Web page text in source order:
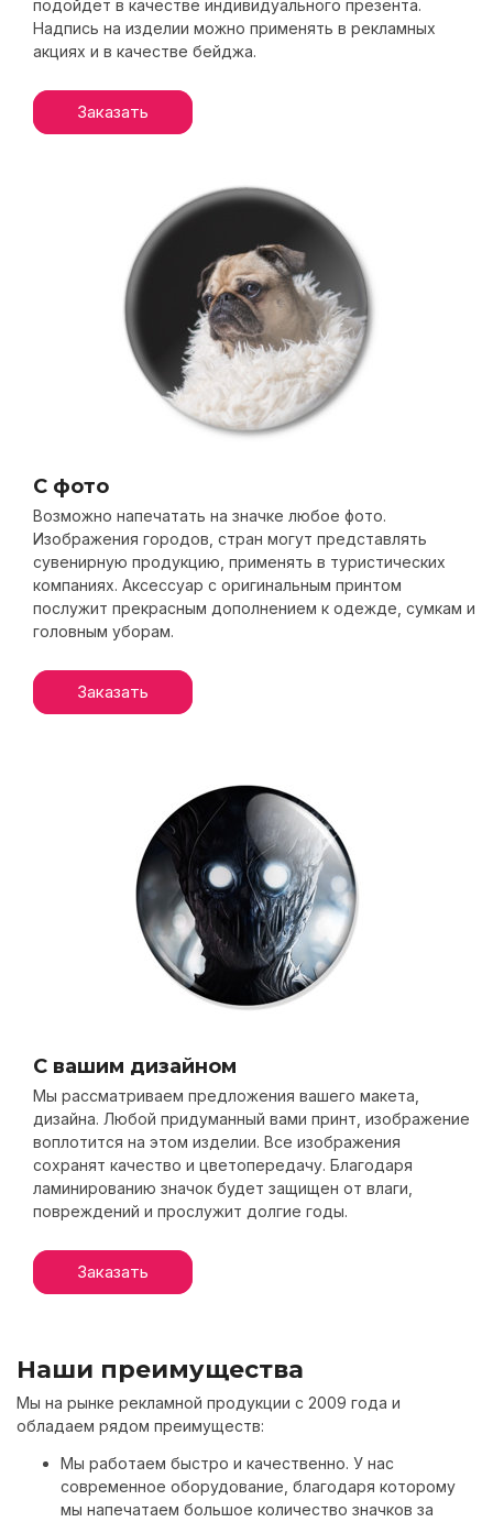
подойдет в качестве индивидуального презента.
Надпись на изделии можно применять в рекламных
акциях и в качестве бейджа.
С фото
Возможно напечатать на значке любое фото.
Изображения городов, стран могут представлять
сувенирную продукцию, применять в туристических
компаниях. Аксессуар с оригинальным принтом
послужит прекрасным дополнением к одежде, сумкам и
головным уборам.
С вашим дизайном
Мы рассматриваем предложения вашего макета,
дизайна. Любой придуманный вами принт, изображение
воплотится на этом изделии. Все изображения
сохранят качество и цветопередачу. Благодаря
ламинированию значок будет защищен от влаги,
повреждений и прослужит долгие годы.
Наши преимущества
Мы на рынке рекламной продукции с 2009 года и
обладаем рядом преимуществ:
Мы работаем быстро и качественно. У нас
современное оборудование, благодаря которому
мы напечатаем большое количество значков за